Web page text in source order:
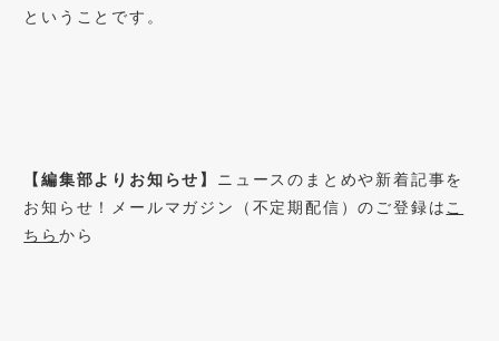
ということです。
【編集部よりお知らせ】
ニュースのまとめや新着記事を
お知らせ！メールマガジン（不定期配信）のご登録は こ
ちら から